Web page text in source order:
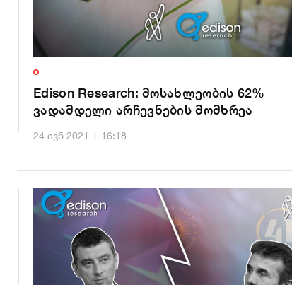
Edison Research: მოსახლეობის 62%
ვადამდელი არჩევნების მომხრეა
24 ივნ 2021 16:18